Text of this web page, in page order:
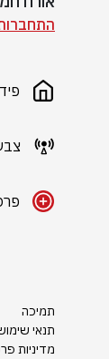
תמיכה
תנאי
מדיניות